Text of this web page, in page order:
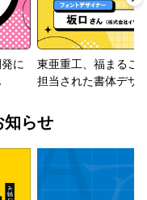
に
東亜重工、福まるご
担当された書体デザ
知らせ